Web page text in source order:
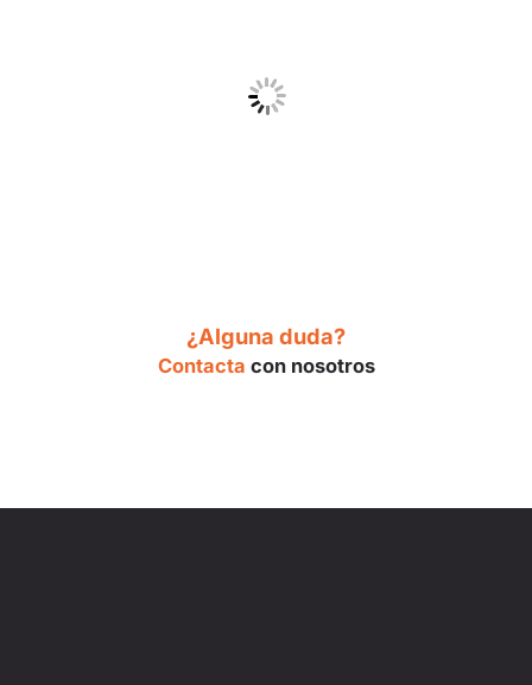
¿Alguna duda?
Contacta con nosotros